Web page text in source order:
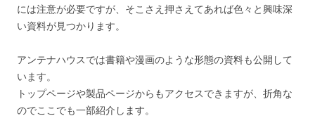
には注意が必要ですが、そこさえ押さえてあれば色々と興味深
い資料が見つかります。
アンテナハウスでは書籍や漫画のような形態の資料も公開して
います。
トップページや製品ページからもアクセスできますが、折角な
のでここでも一部紹介します。